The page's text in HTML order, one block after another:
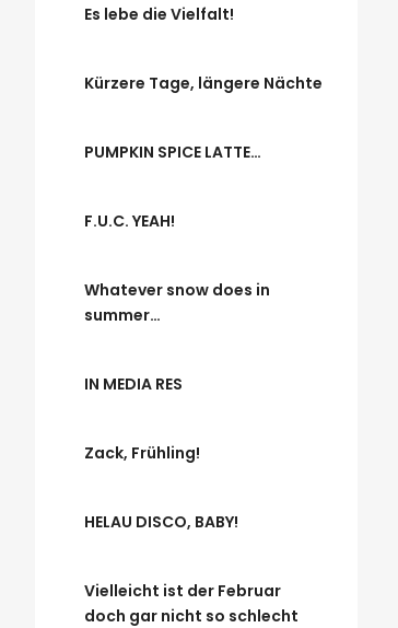
Es lebe die Vielfalt!
Kürzere Tage, längere Nächte
PUMPKIN SPICE LATTE…
F.U.C. YEAH!
Whatever snow does in
summer…
IN MEDIA RES
Zack, Frühling!
HELAU DISCO, BABY!
Vielleicht ist der Februar
doch gar nicht so schlecht